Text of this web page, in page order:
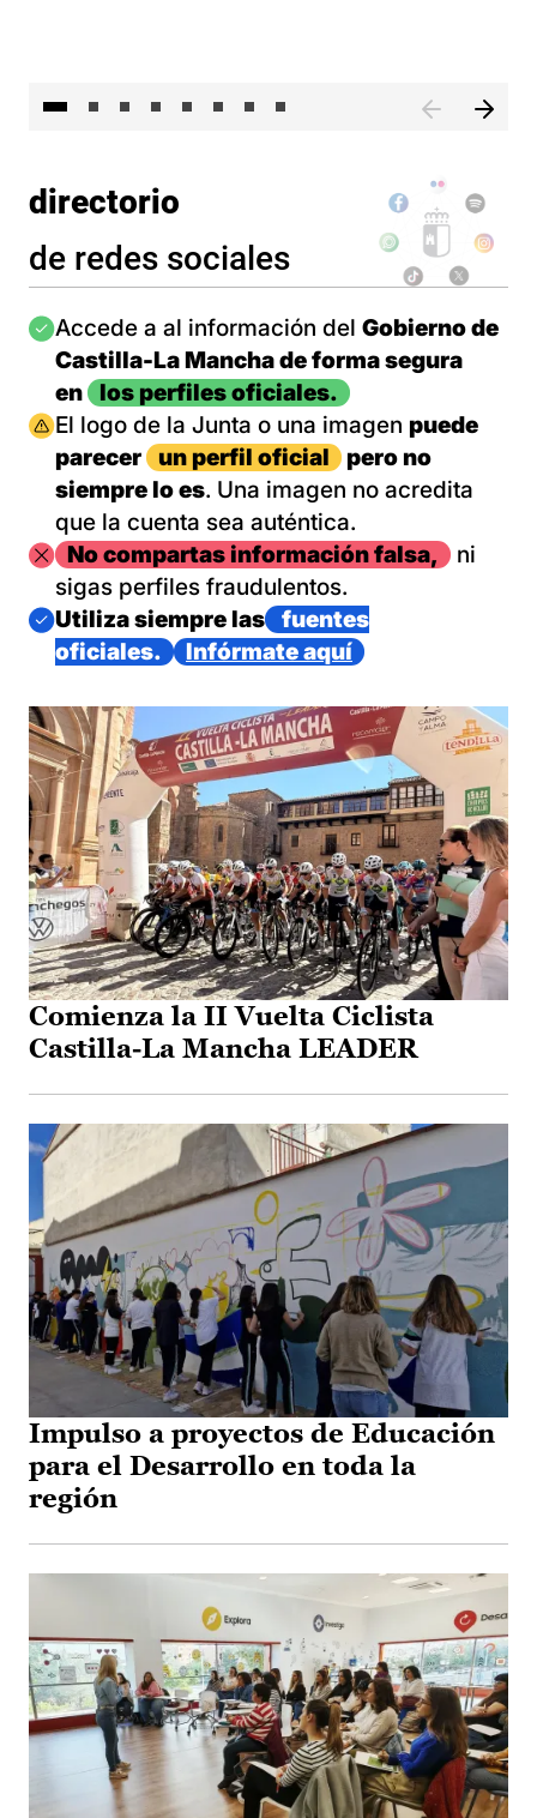
directorio
de redes sociales
Imagen
Accede a al información del Gobierno de
Castilla-La Mancha de forma segura
en
los perfiles oficiales.
Imagen
El logo de la Junta o una imagen puede
parecer
un perfil oficial
pero no
siempre lo es. Una imagen no acredita
que la cuenta sea auténtica.
ImagenNo compartas información falsa,
ni
sigas perfiles fraudulentos.
Imagen
Utiliza siempre las
fuentes
oficiales.
Infórmate aquí
Comienza la II Vuelta Ciclista
Castilla-La Mancha LEADER
Impulso a proyectos de Educación
para el Desarrollo en toda la
región